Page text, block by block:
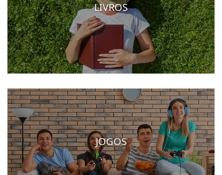
LIVROS
JOGOS